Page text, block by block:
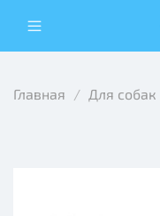
Главная Для собак